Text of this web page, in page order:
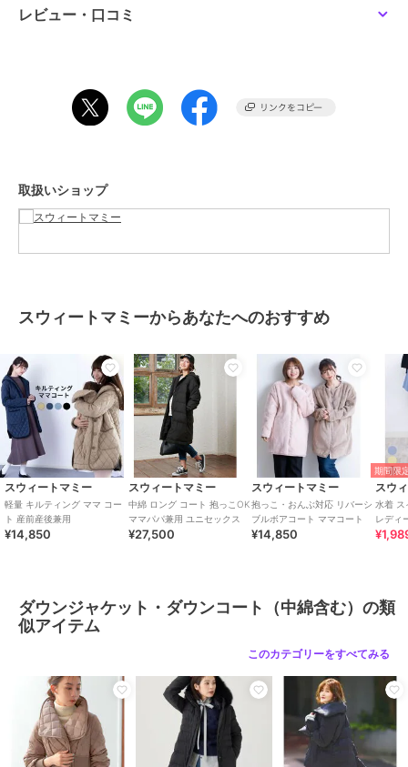
・ダッカー
◯かぶせ付き後ろファスナーがデザイン映え（YKKファスナー使用）
****************
入卒園や結婚式・七五三に華を添えるフォーマルでママのキレイを応
美胸をつくるノンワイヤーブラ、骨盤メイクショーツなどの下着、ル
ームウェアも。
ベビー・キッズの肌着や防寒着といったデイリーアイテム、袴やセッ
トアップなどのハレの日に役立つアイテムも。
おしゃれを楽しむ気持ち。育児を楽しむ気持ち。
すべてのママ、ベビー、ご家族をサポートするマタニティ服・授乳服
の専門店として、
妥協しない革新的な【ものづくり】のブランドとして皆様におしゃれ
をお届けします。
ショップ スウィートマミー
商品カテゴリ
ダウンジャケット・ダウンコ
ート（中綿含む）
性別タイプ
レディース
アウター・ジャケット・コート
ダウンジャケット・ダウンコ
ート（中綿含む）
レビュー・口コミ
取扱いショップ
スウィートマミーからあなたへのおすすめ
スウィートマミー
軽量 キルティング ママ コー
ト 産前産後兼用
¥14,850
スウィートマミー
中綿 ロング コート 抱っこOK
ママパパ兼用 ユニセックス
¥27,500
スウィートマミー
抱っこ・おんぶ対応 リバーシ
ブルボアコート ママコート
¥14,850
期間限
スウ
水着 ス
レディ
ダウンジャケット・ダウンコート（中綿含む）の類
似アイテム
このカテゴリーをすべてみる